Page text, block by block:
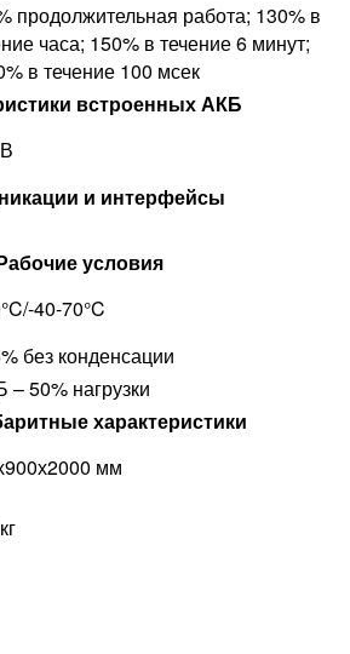
продолжительная работа; 130% в
часа; 150% в течение 6 минут;
в течение 100 мсек
встроенных АКБ
и интерфейсы
условия
40-70°C
без конденсации
– 50% нагрузки
характеристики
мм